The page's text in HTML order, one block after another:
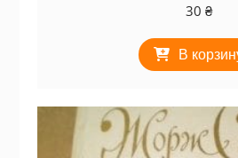
30 ₴
В